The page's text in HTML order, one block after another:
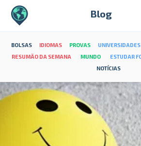
Blog
BOLSAS IDIOMAS PROVAS UNIVERSIDADES
RESUMÃO DA SEMANA
MUNDO ESTUDAR
NOTÍCIAS